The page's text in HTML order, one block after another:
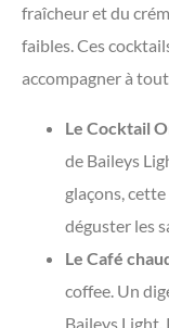
fraîcheur et du
faibles. Ces
accompagner à
Le Cocktail
de Baileys
glaçons,
déguster les
Le Café
coffee. Un
Baileys Light.